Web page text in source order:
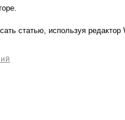
статью, используя